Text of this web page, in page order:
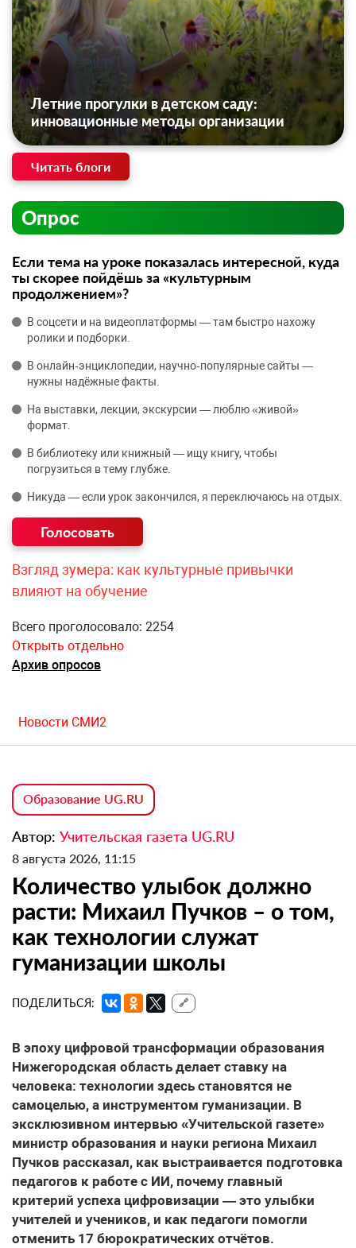
Летние прогулки в детском саду:
инновационные методы организации
Читать блоги
Опрос
Если тема на уроке показалась интересной, куда
ты скорее пойдёшь за «культурным
продолжением»?
В соцсети и на видеоплатформы — там быстро нахожу
ролики и подборки.
В онлайн‑энциклопедии, научно‑популярные сайты —
нужны надёжные факты.
На выставки, лекции, экскурсии — люблю «живой»
формат.
В библиотеку или книжный — ищу книгу, чтобы
погрузиться в тему глубже.
Никуда — если урок закончился, я переключаюсь на отдых.
Взгляд зумера: как культурные привычки
влияют на обучение
Всего проголосовало: 2254
Открыть отдельно
Архив опросов
Новости СМИ2
Образование UG.RU
Автор: Учительская газета UG.RU
8 августа 2026, 11:15
Количество улыбок должно
расти: Михаил Пучков – о том,
как технологии служат
гуманизации школы
ПОДЕЛИТЬСЯ: 🔗
В эпоху цифровой трансформации образования
Нижегородская область делает ставку на
человека: технологии здесь становятся не
самоцелью, а инструментом гуманизации. В
эксклюзивном интервью «Учительской газете»
министр образования и науки региона Михаил
Пучков рассказал, как выстраивается подготовка
педагогов к работе с ИИ, почему главный
критерий успеха цифровизации — это улыбки
учителей и учеников, и как педагоги помогли
отменить 17 бюрократических отчётов.